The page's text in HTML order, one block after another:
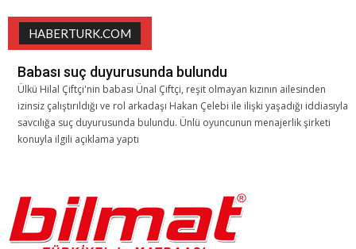
HABERTURK.COM
Babası suç duyurusunda bulundu
Ülkü Hilal Çiftçi'nin babası Ünal Çiftçi, reşit olmayan kızının ailesinden
izinsiz çalıştırıldığı ve rol arkadaşı Hakan Çelebi ile ilişki yaşadığı iddiasıyla
savcılığa suç duyurusunda bulundu. Ünlü oyuncunun menajerlik şirketi
konuyla ilgili açıklama yaptı